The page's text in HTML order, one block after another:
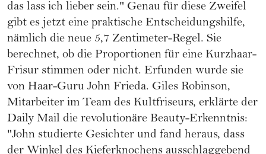
das lass ich lieber sein." Genau für diese Zweifel
gibt es jetzt eine praktische Entscheidungshilfe,
nämlich die neue 5,7 Zentimeter-Regel. Sie
berechnet, ob die Proportionen für eine Kurzhaar-
Frisur stimmen oder nicht. Erfunden wurde sie
von Haar-Guru John Frieda. Giles Robinson,
Mitarbeiter im Team des Kultfriseurs, erklärte der
Daily Mail die revolutionäre Beauty-Erkenntnis:
"John studierte Gesichter und fand heraus, dass
der Winkel des Kieferknochens ausschlaggebend